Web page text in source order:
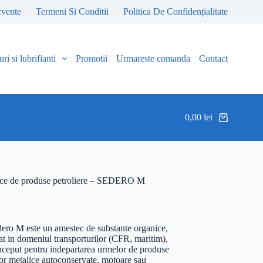
Termeni Si Conditii Politica De Confidențialitate
si lubrifianti Promotii Urmareste comanda Contact
Coș
cumpărături
0,00 lei
de produse petroliere – SEDERO M
M este un amestec de substante organice,
in domeniul transporturilor (CFR, maritim),
pentru indepartarea urmelor de produse
metalice autoconservate, motoare sau